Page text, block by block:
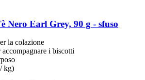
Nero Earl Grey, 90 g -​ sfuso
la colazione
accompagnare i biscotti
kg)